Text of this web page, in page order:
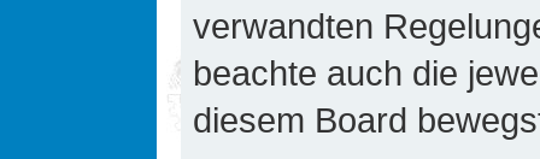
verwandten
beachte auch die
diesem Board